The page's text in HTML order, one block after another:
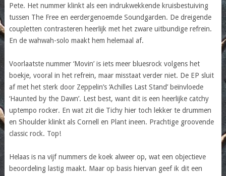
Pete. Het nummer klinkt als een indrukwekkende kruisbestuiving
tussen The Free en eerdergenoemde Soundgarden. De dreigende
coupletten contrasteren heerlijk met het zware uitbundige refrein.
En de wahwah-solo maakt hem helemaal af.
Voorlaatste nummer ‘Movin’ is iets meer bluesrock volgens het
boekje, vooral in het refrein, maar misstaat verder niet. De EP sluit
af met het sterk door Zeppelin’s ‘Achilles Last Stand’ beïnvloede
‘Haunted by the Dawn’. Lest best, want dit is een heerlijke catchy
uptempo rocker. En wat zit die Tichy hier toch lekker te drummen
en Shoulder klinkt als Cornell en Plant ineen. Prachtige groovende
classic rock. Top!
Helaas is na vijf nummers de koek alweer op, wat een objectieve
beoordeling lastig maakt. Maar op basis hiervan geef ik dit een